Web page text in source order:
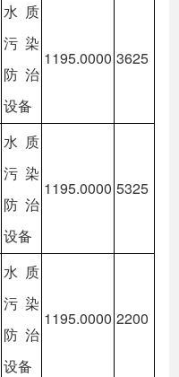
水质
污染
防治
设备
1195.0000 3625
水质
污染
防治
设备
1195.0000 5325
水质
污染
防治
设备
1195.0000 2200